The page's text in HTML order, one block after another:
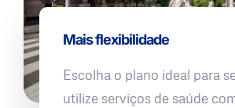
Mais flexibilidade
Escolha o plano ideal para
utilize serviços de saúde